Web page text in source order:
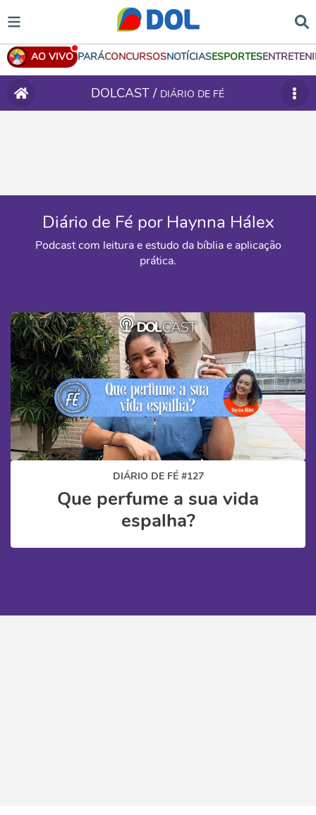
AO VIVO PARÁCONCURSOSNOTÍCIASESPORTES
DOLCAST / DIÁRIO DE FÉ
Diário de Fé por Haynna Hálex
Podcast com leitura e estudo da bíblia e aplicação
prática.
DIÁRIO DE FÉ #127
Que perfume a sua vida
espalha?